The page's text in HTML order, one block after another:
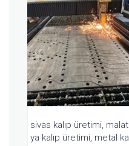
sivas kalıp üretimi, malat
ya kalıp üretimi, metal ka